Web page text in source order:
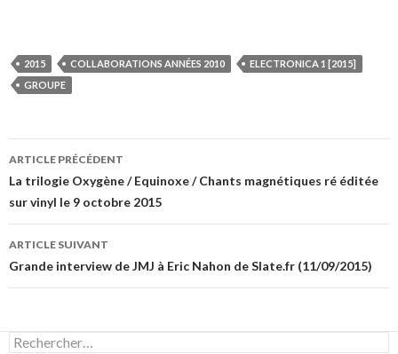
2015 COLLABORATIONS ANNÉES 2010
ELECTRONICA 1 [2015]
GROUPE
Navigation
des
articles
ARTICLE PRÉCÉDENT
La trilogie Oxygène / Equinoxe / Chants magnétiques ré éditée
sur vinyl le 9 octobre 2015
ARTICLE SUIVANT
Grande interview de JMJ à Eric Nahon de Slate.fr (11/09/2015)
Rechercher :